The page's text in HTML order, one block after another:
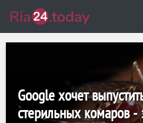
Google хочет
стерильных комаров